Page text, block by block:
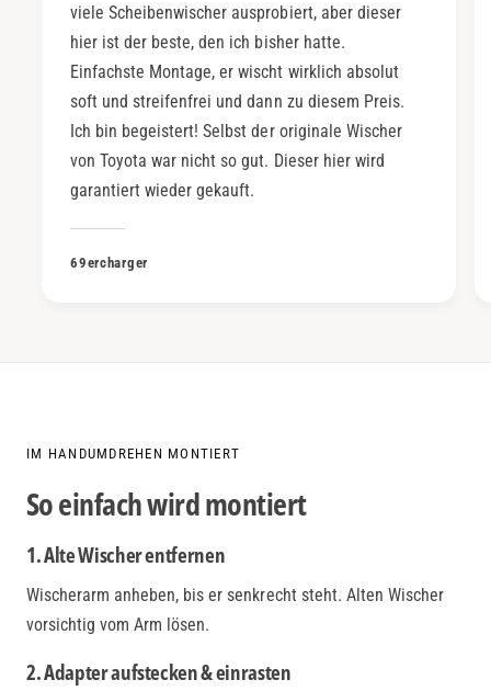
viele Scheibenwischer ausprobiert, aber dieser
hier ist der beste, den ich bisher hatte.
Einfachste Montage, er wischt wirklich absolut
soft und streifenfrei und dann zu diesem Preis.
Ich bin begeistert! Selbst der originale Wischer
von Toyota war nicht so gut. Dieser hier wird
garantiert wieder gekauft.
69ercharger
IM HANDUMDREHEN MONTIERT
So einfach wird montiert
1. Alte Wischer entfernen
Wischerarm anheben, bis er senkrecht steht. Alten Wischer
vorsichtig vom Arm lösen.
2. Adapter aufstecken & einrasten